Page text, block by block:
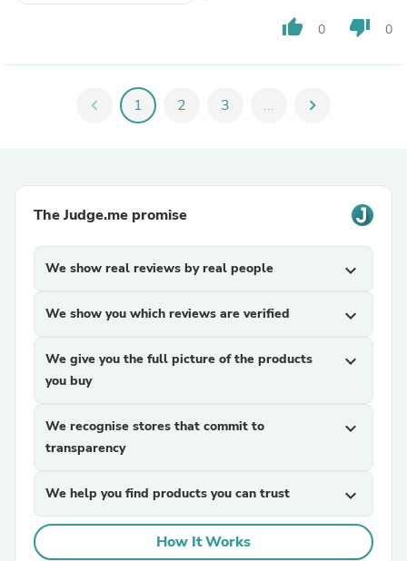
thumb_up 0 thumb_down 0
chevron_left 1 2 3 ... chevron_right
The Judge.me promise
We show real reviews by real people expand_more
We show you which reviews are verified expand_more
We give you the full picture of the products
you buy
expand_more
We recognise stores that commit to
transparency
expand_more
We help you find products you can trust expand_more
How It Works